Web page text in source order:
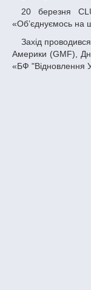
20 березня CLUST SPACE DNIPRO Дніпровського національного університету імені Олеся приймав учасників зустрічі-дискусії
«Обʼєднуємось на
Захід проводився Благодійною організацією «Благодійний фонд "ГЛОБА22"» за підтримки Німецького Фонду Маршалла Сполучених Штатів
Америки (GMF),
«БФ "Відновлення